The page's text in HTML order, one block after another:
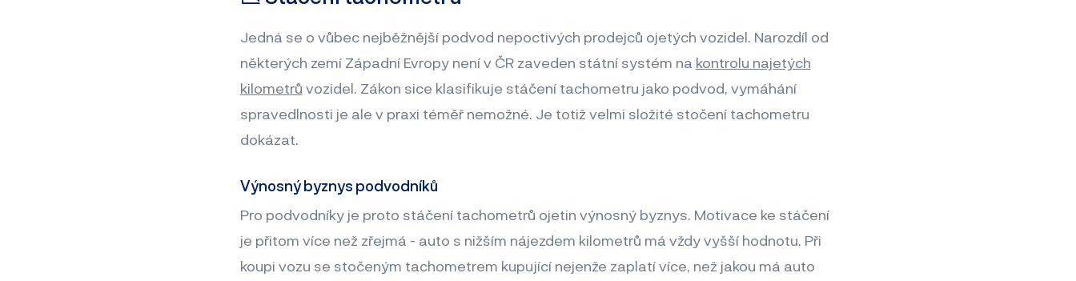
Jedná se o vůbec nejběžnější podvod nepoctivých prodejců ojetých vozidel. Narozdíl od
některých zemí Západní Evropy není v ČR zaveden státní systém na kontrolu najetých
kilometrů vozidel. Zákon sice klasifikuje stáčení tachometru jako podvod, vymáhání
spravedlnosti je ale v praxi téměř nemožné. Je totiž velmi složité stočení tachometru
dokázat.
Výnosný byznys podvodníků
Pro podvodníky je proto stáčení tachometrů ojetin výnosný byznys. Motivace ke stáčení
je přitom více než zřejmá - auto s nižším nájezdem kilometrů má vždy vyšší hodnotu. Při
koupi vozu se stočeným tachometrem kupující nejenže zaplatí více, než jakou má auto